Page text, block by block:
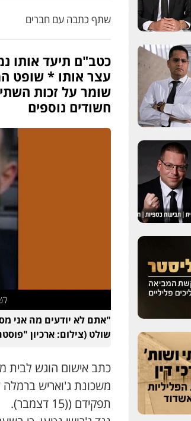
שתף כתבה עם חברים
כטב"ם תיעד אותו
עצר אותו * שופט
שומר על זכות
חשודים נוספים
"אתם לא יודעים מה אני
שולט (צילום: ארכיון
כתב אישום הוגש
משכונת ג'ואריש ברמלה
תפקידם ((15 דצמבר).